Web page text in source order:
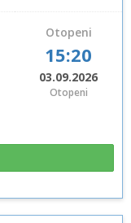
Otopeni
15:20
03.09.2026
Otopeni